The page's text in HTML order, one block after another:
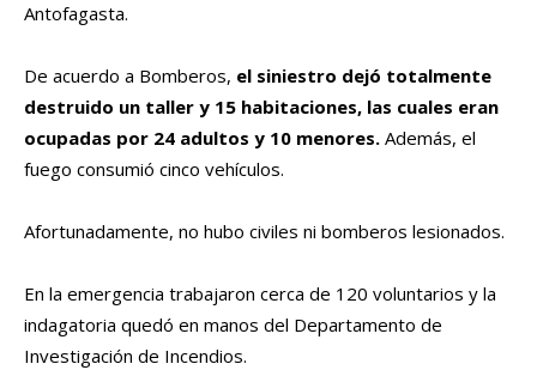
Antofagasta.
De acuerdo a Bomberos, el siniestro dejó totalmente
destruido un taller y 15 habitaciones, las cuales eran
ocupadas por 24 adultos y 10 menores. Además, el
fuego consumió cinco vehículos.
Afortunadamente, no hubo civiles ni bomberos lesionados.
En la emergencia trabajaron cerca de 120 voluntarios y la
indagatoria quedó en manos del Departamento de
Investigación de Incendios.